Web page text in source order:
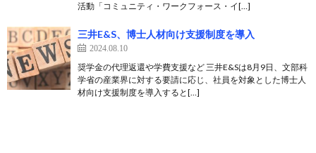
活動「コミュニティ・ワークフォース・イ[…]
三井E&S、博士人材向け支援制度を導入
2024.08.10
奨学金の代理返還や学費支援など 三井E&Sは8月9日、文部科
学省の産業界に対する要請に応じ、社員を対象とした博士人
材向け支援制度を導入すると[…]